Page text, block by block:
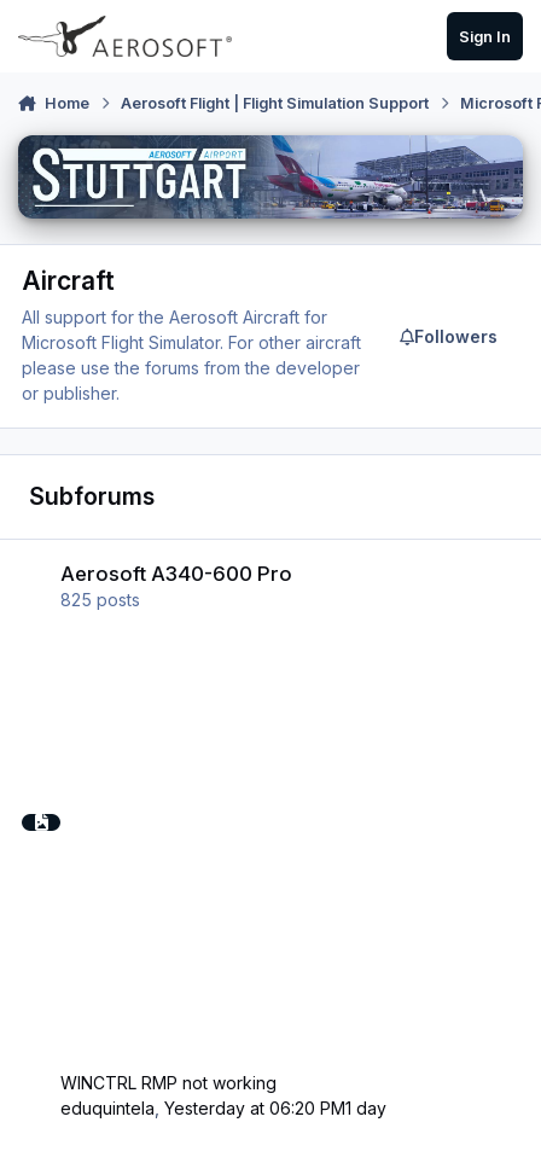
Skip to content
Sign In
Home Aerosoft Flight | Flight Simulation Support Microsoft
Aircraft
All support for the Aerosoft Aircraft for
Microsoft Flight Simulator. For other aircraft
please use the forums from the developer
or publisher.
Followers
Subforums
Aerosoft A340-600 Pro
825 posts
WINCTRL RMP not working
eduquintela,Yesterday at 06:20 PM1 day